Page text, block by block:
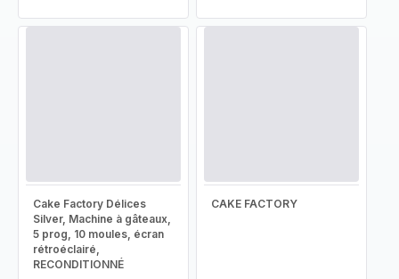
Cake Factory Délices
Silver, Machine à gâteaux,
5 prog, 10 moules, écran
rétroéclairé,
RECONDITIONNÉ
CAKE FACTORY